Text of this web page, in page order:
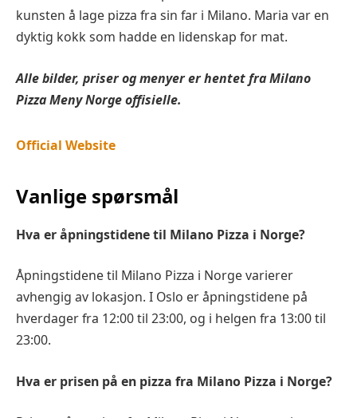
kunsten å lage pizza fra sin far i Milano. Maria var en
dyktig kokk som hadde en lidenskap for mat.
Alle bilder, priser og menyer er hentet fra Milano
Pizza MenyNorge offisielle.
Official Website
Vanlige spørsmål
Hva er åpningstidene til Milano Pizza i Norge?
Åpningstidene til Milano Pizza i Norge varierer
avhengig av lokasjon. I Oslo er åpningstidene på
hverdager fra 12:00 til 23:00, og i helgen fra 13:00 til
23:00.
Hva er prisen på en pizza fra Milano Pizza i Norge?